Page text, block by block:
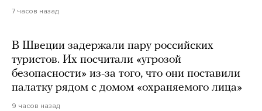
7 часов назад
В Швеции задержали пару российских
туристов. Их посчитали «угрозой
безопасности» из-за того, что они поставили
палатку рядом с домом «охраняемого лица»
9 часов назад